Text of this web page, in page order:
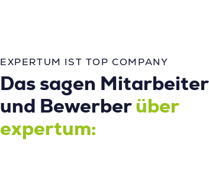
EXPERTUM IST TOP COMPANY
Das sagen Mitarbeiter
und Bewerber über
expertum: